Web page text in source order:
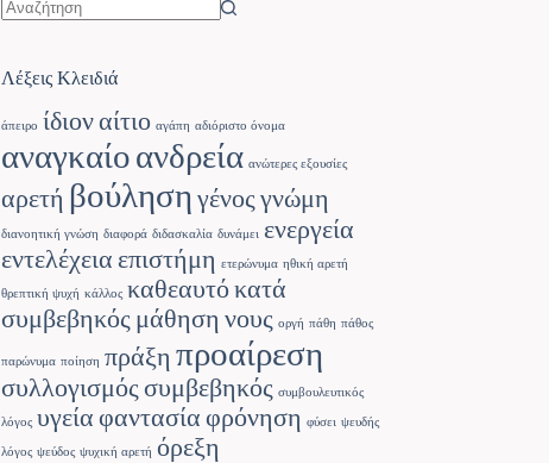
Λέξεις Κλειδιά
άπειρο ίδιοναίτιο αγάπη αδιόριστο όνομα
αναγκαίοανδρεία ανώτερες εξουσίες
αρετή βούληση γένος γνώμη
διανοητική γνώση διαφορά διδασκαλία δυνάμει ενεργεία
εντελέχεια επιστήμη ετερώνυμα ηθική αρετή
θρεπτική ψυχή κάλλος καθεαυτόκατά
συμβεβηκός μάθηση νους οργή πάθη πάθος
παρώνυμα ποίηση πράξη προαίρεση
συλλογισμός συμβεβηκός συμβουλευτικός
λόγος υγεία φαντασία φρόνηση φύσει ψευδής
λόγος ψεύδος ψυχική αρετή όρεξη